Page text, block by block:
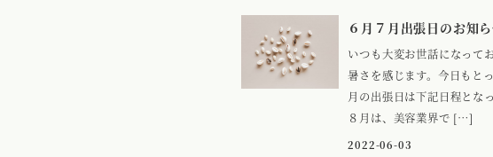
６月７月出張日のお知
いつも大変お世話になって
暑さを感じます。今日もと
月の出張日は下記日程とな
８月は、美容業界で […]
2022-06-03